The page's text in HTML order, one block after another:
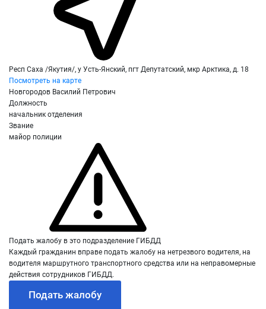
Респ Саха /Якутия/, у Усть-Янский, пгт Депутатский, мкр Арктика, д. 18
Посмотреть на карте
Новгородов Василий Петрович
Должность
начальник отделения
Звание
майор полиции
Подать жалобу в это подразделение ГИБДД
Каждый гражданин вправе подать жалобу на нетрезвого водителя, на
водителя маршрутного транспортного средства или на неправомерные
действия сотрудников ГИБДД.
Подать жалобу